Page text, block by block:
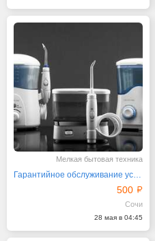
Мелкая бытовая техника
Гарантийное обслуживание устройств бренда "Ревилайн"
500
Сочи
28 мая в 04:45